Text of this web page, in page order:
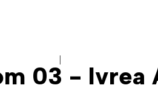
03 - Ivrea